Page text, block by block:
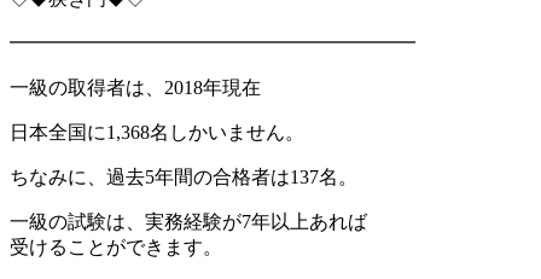
━━━━━━━━━━━━━━━━━━━━━
一級の取得者は、2018年現在
日本全国に1,368名しかいません。
ちなみに、過去5年間の合格者は137名。
一級の試験は、実務経験が7年以上あれば
受けることができます。